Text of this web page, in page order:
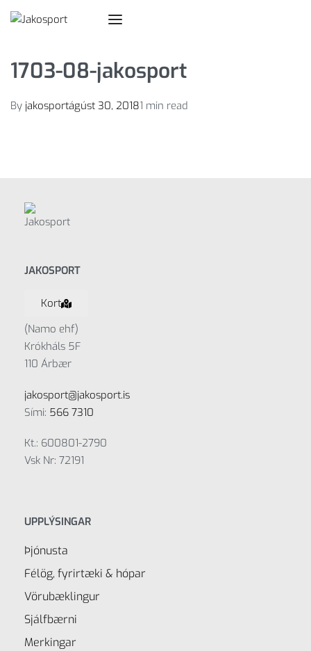
1703-08-jakosport
By jakosportágúst 30, 20181 min read
JAKOSPORT
Kort
(Namo ehf)
Krókháls 5F
110 Árbær
jakosport@jakosport.is
Sími: 566 7310
Kt.: 600801-2790
Vsk Nr: 72191
UPPLÝSINGAR
Þjónusta
Félög, fyrirtæki & hópar
Vörubæklingur
Sjálfbærni
Merkingar